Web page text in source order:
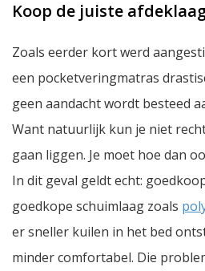
Koop de juiste
Zoals eerder kort werd
een pocketveringmatras
geen aandacht wordt besteed
Want natuurlijk kun je niet
gaan liggen. Je moet hoe dan
In dit geval geldt echt:
goedkope schuimlaag zoals
er sneller kuilen in het bed
minder comfortabel. Die